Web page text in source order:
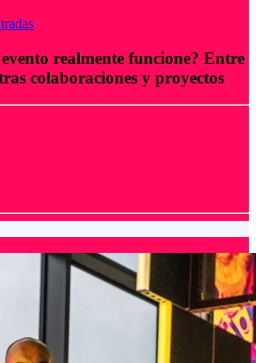
realmente funcione? Entre
colaboraciones y proyectos